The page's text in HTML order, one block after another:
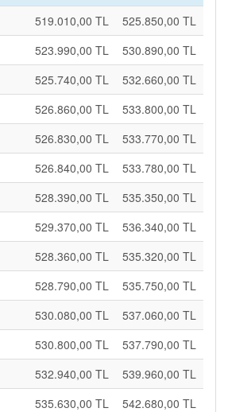
519.010,00 TL
525.850,00 TL
523.990,00 TL
530.890,00 TL
525.740,00 TL
532.660,00 TL
526.860,00 TL
533.800,00 TL
526.830,00 TL
533.770,00 TL
526.840,00 TL
533.780,00 TL
528.390,00 TL
535.350,00 TL
529.370,00 TL
536.340,00 TL
528.360,00 TL
535.320,00 TL
528.790,00 TL
535.750,00 TL
530.080,00 TL
537.060,00 TL
530.800,00 TL
537.790,00 TL
532.940,00 TL
539.960,00 TL
535.630,00 TL
542.680,00 TL